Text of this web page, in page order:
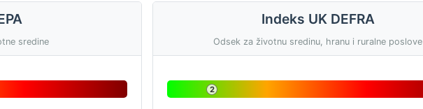
sredine
Indeks UK DEFRA
Odsek za životnu sredinu, hranu i ruralne poslove
2